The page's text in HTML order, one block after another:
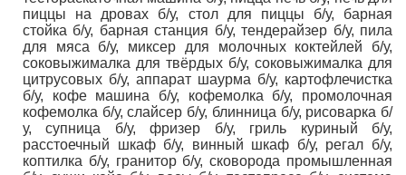
пиццы на дровах б/у, стол для пиццы б/у, барная
стойка б/у, барная станция б/у, тендерайзер б/у, пила
для мяса б/у, миксер для молочных коктейлей б/у,
соковыжималка для твёрдых б/у, соковыжималка для
цитрусовых б/у, аппарат шаурма б/у, картофлечистка
б/у, кофе машина б/у, кофемолка б/у, промолочная
кофемолка б/у, слайсер б/у, блинница б/у, рисоварка б/
у, супница б/у, фризер б/у, гриль куриный б/у,
расстоечный шкаф б/у, винный шкаф б/у, регал б/у,
коптилка б/у, гранитор б/у, сковорода промышленная